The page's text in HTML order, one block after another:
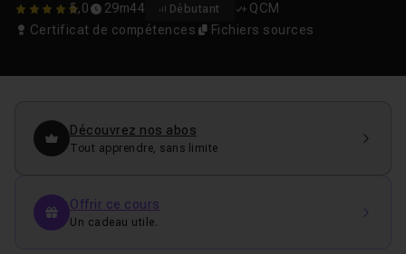
5 5,0 29m44 Débutant
QCM
Certificat de compétences
Fichiers sources
Découvrez nos abos
Tout apprendre, sans limite
Offrir ce cours
Un cadeau utile.